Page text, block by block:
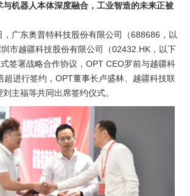
与机器人本体深度融合，工业智造的未来正被
东奥普特科技股份有限公司（688686，以
圳市越疆科技股份有限公司（02432.HK，以下
签署战略合作协议，OPT CEO罗前与越疆科
超进行签约，OPT董事长卢盛林、越疆科技联
主福等共同出席签约仪式。